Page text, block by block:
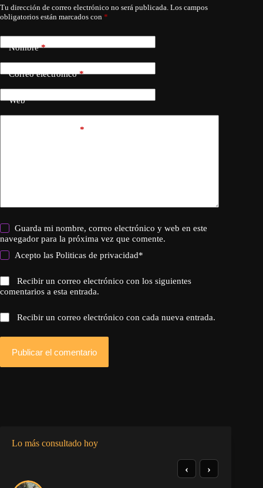
Tu dirección de correo electrónico no será publicada. Los campos
obligatorios están marcados con *
Nombre*
Correo electrónico*
Web
*
Guarda mi nombre, correo electrónico y web en este
navegador para la próxima vez que comente.
Acepto lasPoliticas de privacidad*
Recibir un correo electrónico con los siguientes
comentarios a esta entrada.
Recibir un correo electrónico con cada nueva entrada.
Publicar el comentario
Lo más consultado hoy
‹ ›